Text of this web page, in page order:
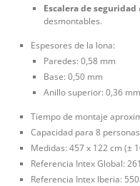
Escalera de seguridad
desmontables.
Espesores de la lona:
Paredes: 0,58 mm
Base: 0,50 mm
Anillo superior: 0,36 mm
Tiempo de montaje
Capacidad para 8
Medidas: 457 x 122 cm (±
Referencia Intex Global:
Referencia Intex Iberia: